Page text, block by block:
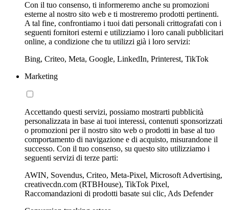
Con il tuo consenso, ti informeremo anche su promozioni
esterne al nostro sito web e ti mostreremo prodotti pertinenti.
A tal fine, confrontiamo i tuoi dati personali crittografati con i
seguenti fornitori esterni e utilizziamo i loro canali pubblicitari
online, a condizione che tu utilizzi già i loro servizi:
Bing, Criteo, Meta, Google, LinkedIn, Printerest, TikTok
Marketing
Accettando questi servizi, possiamo mostrarti pubblicità
personalizzata in base ai tuoi interessi, contenuti sponsorizzati
o promozioni per il nostro sito web o prodotti in base al tuo
comportamento di navigazione e di acquisto, misurandone il
successo. Con il tuo consenso, su questo sito utilizziamo i
seguenti servizi di terze parti:
AWIN, Sovendus, Criteo, Meta-Pixel, Microsoft Advertising,
creativecdn.com (RTBHouse), TikTok Pixel,
Raccomandazioni di prodotti basate sui clic, Ads Defender